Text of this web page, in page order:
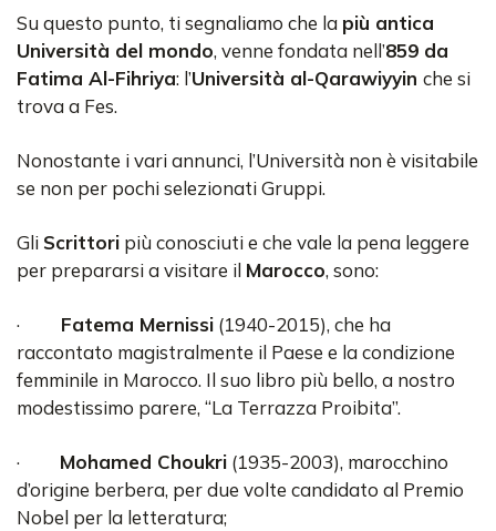
Su questo punto, ti segnaliamo che la più antica
Università del mondo, venne fondata nell’859 da
Fatima Al-Fihriya: l’Università al-Qarawiyyin che si
trova a Fes.
Nonostante i vari annunci, l’Università non è visitabile
se non per pochi selezionati Gruppi.
Gli Scrittori più conosciuti e che vale la pena leggere
per prepararsi a visitare il Marocco, sono:
· Fatema Mernissi (1940-2015), che ha
raccontato magistralmente il Paese e la condizione
femminile in Marocco. Il suo libro più bello, a nostro
modestissimo parere, “La Terrazza Proibita”.
· Mohamed Choukri (1935-2003), marocchino
d’origine berbera, per due volte candidato al Premio
Nobel per la letteratura;